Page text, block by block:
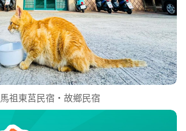
馬祖東莒民宿‧故鄉民宿